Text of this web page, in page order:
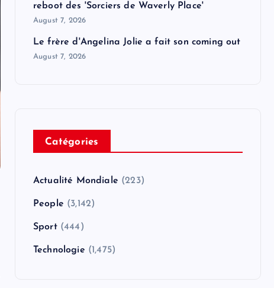
reboot des 'Sorciers de Waverly Place'
August 7, 2026
Le frère d'Angelina Jolie a fait son coming out
August 7, 2026
Catégories
Actualité Mondiale (223)
People (3,142)
Sport(444)
Technologie (1,475)